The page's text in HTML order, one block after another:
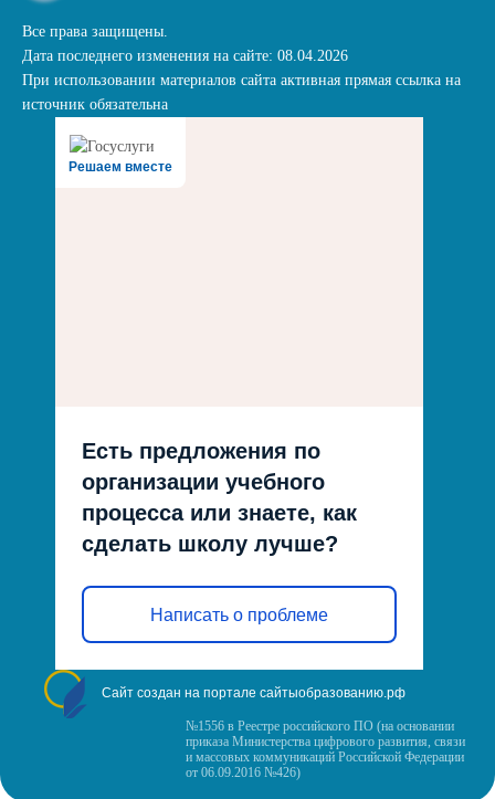
Все права защищены.
Дата последнего изменения на сайте: 08.04.2026
При использовании материалов сайта активная прямая ссылка на
источник обязательна
Решаем вместе
Есть предложения по
организации учебного
процесса или знаете, как
сделать школу лучше?
Написать о проблеме
Сайт создан на портале сайтыобразованию.рф
№1556 в Реестре российского ПО (на основании
приказа Министерства цифрового развития, связи
и массовых коммуникаций Российской Федерации
от 06.09.2016 №426)